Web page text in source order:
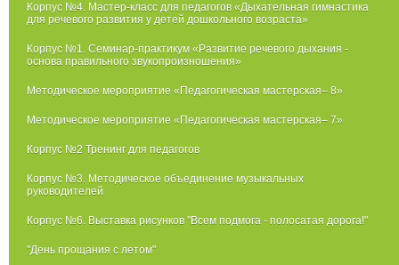
Корпус №4. Мастер-класс для педагогов «Дыхательная гимнастика
для речевого развития у детей дошкольного возраста»
Корпус №1. Семинар-практикум «Развитие речевого дыхания -
основа правильного звукопроизношения»
Методическое мероприятие «Педагогическая мастерская– 8»
Методическое мероприятие «Педагогическая мастерская– 7»
Корпус №2 Тренинг для педагогов
Корпус №3. Методическое объединение музыкальных
руководителей
Корпус №6. Выставка рисунков "Всем подмога - полосатая дорога!"
"День прощания с летом"